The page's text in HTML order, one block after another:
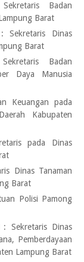
Sekretaris Badan
Barat
:
Sekretaris Dinas
Barat
Sekretaris Badan
Daya Manusia
Keuangan pada
Kabupaten
pada Dinas
Dinas Tanaman
Barat
Polisi Pamong
:
Sekretaris Dinas
Pemberdayaan
Lampung Barat